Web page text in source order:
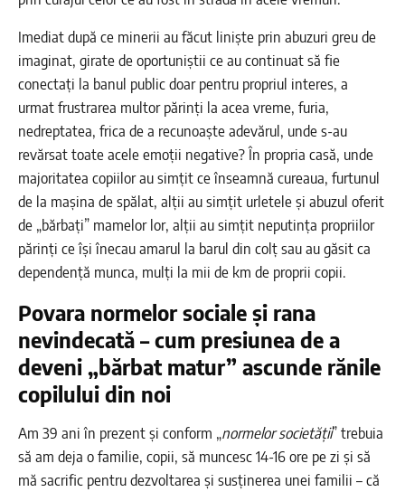
Imediat după ce minerii au făcut liniște prin abuzuri greu de
imaginat, girate de oportuniștii ce au continuat să fie
conectați la banul public doar pentru propriul interes, a
urmat frustrarea multor părinți la acea vreme, furia,
nedreptatea, frica de a recunoaște adevărul, unde s-au
revărsat toate acele emoții negative? În propria casă, unde
majoritatea copiilor au simțit ce înseamnă cureaua, furtunul
de la mașina de spălat, alții au simțit urletele și abuzul oferit
de „bărbați” mamelor lor, alții au simțit neputința propriilor
părinți ce își înecau amarul la barul din colț sau au găsit ca
dependență munca, mulți la mii de km de proprii copii.
Povara normelor sociale și rana
nevindecată – cum presiunea de a
deveni „bărbat matur” ascunde rănile
copilului din noi
Am 39 ani în prezent și conform „normelor societății” trebuia
să am deja o familie, copii, să muncesc 14-16 ore pe zi și să
mă sacrific pentru dezvoltarea și susținerea unei familii – că